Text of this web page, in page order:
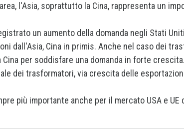
l'Asia, soprattutto la Cina, rappresenta un
un aumento della domanda negli Stati
dall'Asia, Cina in primis. Anche nel caso dei
per soddisfare una domanda in forte
dei trasformatori, via crescita delle
più importante anche per il mercato USA e